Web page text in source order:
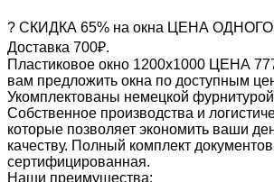
? СКИДКА 65% на окна ЦЕНА
Доставка 700₽.
Пластиковое окно 1200х1000 ЦЕНА
вам предложить окна по доступным
Укомплектованы немецкой
Собственное производства и
которые позволяет экономить ваши
качеству. Полный комплект
сертифицированная.
Наши преимущества: